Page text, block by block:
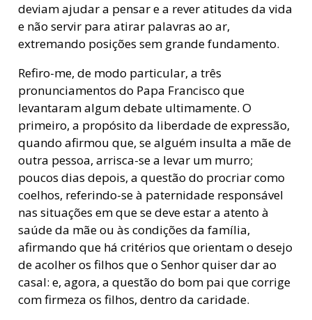
deviam ajudar a pensar e a rever atitudes da vida
e não servir para atirar palavras ao ar,
extremando posições sem grande fundamento.
Refiro-me, de modo particular, a três
pronunciamentos do Papa Francisco que
levantaram algum debate ultimamente. O
primeiro, a propósito da liberdade de expressão,
quando afirmou que, se alguém insulta a mãe de
outra pessoa, arrisca-se a levar um murro;
poucos dias depois, a questão do procriar como
coelhos, referindo-se à paternidade responsável
nas situações em que se deve estar a atento à
saúde da mãe ou às condições da família,
afirmando que há critérios que orientam o desejo
de acolher os filhos que o Senhor quiser dar ao
casal: e, agora, a questão do bom pai que corrige
com firmeza os filhos, dentro da caridade.